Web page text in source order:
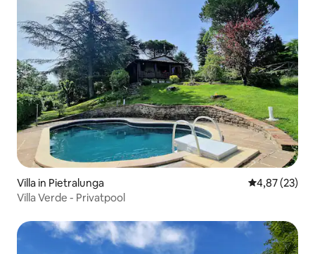
Villa in Pietralunga
4,87 (23)
Villa Verde - Privatpool